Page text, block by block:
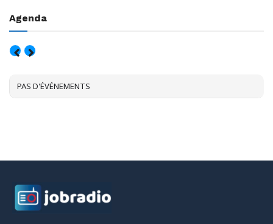
Agenda
PAS D'ÉVÉNEMENTS